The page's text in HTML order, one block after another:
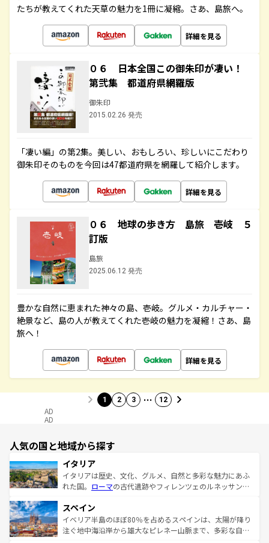
たちが教えてくれた天草の魅力を1冊に凝縮。さあ、島旅へ。
詳細を見る
０６ 日本全国この御朱印が凄い！
第弐集 都道府県網羅版
御朱印
2015.02.26 発売
「凄い編」の第2集。美しい、おもしろい、珍しいにこだわり
御朱印そのものを今回は47都道府県を網羅して紹介します。
詳細を見る
０６ 地球の歩き方 島旅 壱岐 ５
訂版
島旅
2025.06.12 発売
豊かな自然に恵まれた神々の島、壱岐。グルメ・カルチャー・
絶景など、島の人が教えてくれた壱岐の魅力を凝縮！さあ、島
旅へ！
詳細を見る
1 2 3 … 12
AD
AD
人気の国と地域から探す
イタリア
イタリアは歴史、文化、グルメ、自然と多彩な魅力にあふ
れた国。 ローマの古代遺跡やフィレンツェのルネッサンス
ろん、トスカーナの美しい田園風景やアマルフィ海岸の絶
景など、自然景観も見逃せない。観光の合間には、本場の
ピザやパスタなど、絶品のイタリア料理を堪能することも
スペイン
イベリア半島のほぼ80％を占めるスペインは、太陽が降り
注ぐ地中海沿岸から雄大なピレネー山脈まで、多彩な自然